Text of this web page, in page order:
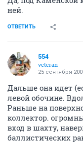
ней.
ОТВЕТИТЬ
554
veteran
25 сентября
Дальше она идет
левой обочине.
Раньше на
коллектор.
вход в шахту,
баллистических